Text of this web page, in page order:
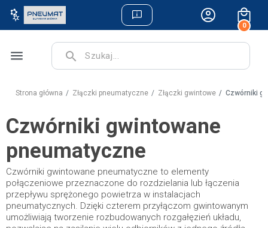
0
menu search
Strona główna Złączki pneumatyczne Złączki gwintowe Czwórniki
Czwórniki gwintowane
pneumatyczne
Czwórniki gwintowane pneumatyczne to elementy
połączeniowe przeznaczone do rozdzielania lub łączenia
przepływu sprężonego powietrza w instalacjach
pneumatycznych. Dzięki czterem przyłączom gwintowanym
umożliwiają tworzenie rozbudowanych rozgałęzień układu,